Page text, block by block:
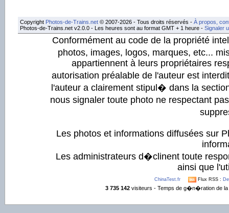
Copyright Photos-de-Trains.net © 2007-2026 - Tous droits réservés - À propos,
Photos-de-Trains.net v2.0.0 - Les heures sont au format GMT + 1 heure - Signaler
Conformément au code de la propriété
photos, images, logos, marques, etc...
appartiennent à leurs propriétaires
autorisation préalable de l'auteur est
l'auteur a clairement stipul� dans la
nous signaler toute photo ne respectant
Les photos et informations diffusées sur
Les administrateurs d�clinent toute
ainsi que
ChinaTest.fr Flux RSS :
3 735 142visiteurs - Temps de g�n�ration de